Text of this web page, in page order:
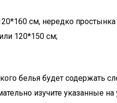
см, нередко
120*150 см;
белья будет содержать
изучите указанные